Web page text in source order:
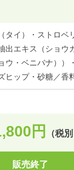
タイ）・ストロベ
出エキス（ショウ
ウ・ベニバナ））
ヒップ・砂糖／香
円 （税
販売終了